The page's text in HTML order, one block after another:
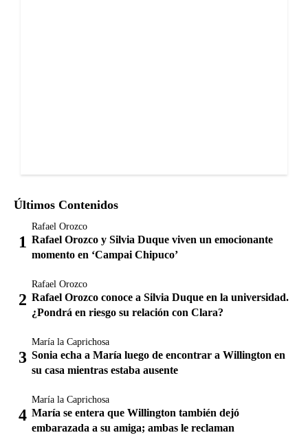
Últimos Contenidos
Rafael Orozco
Rafael Orozco y Silvia Duque viven un emocionante
momento en ‘Campai Chipuco’
Rafael Orozco
Rafael Orozco conoce a Silvia Duque en la universidad.
¿Pondrá en riesgo su relación con Clara?
María la Caprichosa
Sonia echa a María luego de encontrar a Willington en
su casa mientras estaba ausente
María la Caprichosa
María se entera que Willington también dejó
embarazada a su amiga; ambas le reclaman